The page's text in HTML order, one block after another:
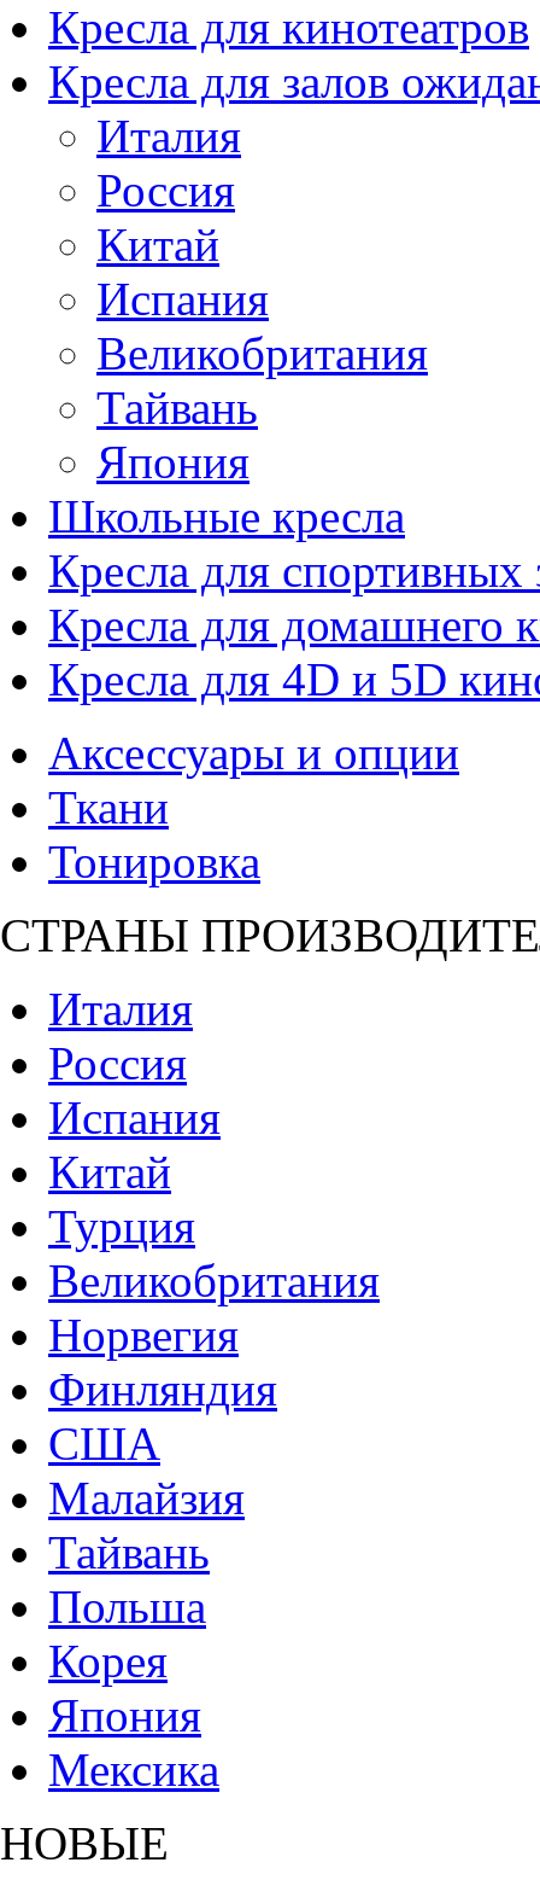
Кресла для кинотеатров
Кресла для залов
Италия
Россия
Китай
Испания
Великобритания
Тайвань
Япония
Школьные кресла
Кресла для спортивных
Кресла для домашнего
Кресла для 4D и 5D
Аксессуары и опции
Ткани
Тонировка
СТРАНЫ
Италия
Россия
Испания
Китай
Турция
Великобритания
Норвегия
Финляндия
США
Малайзия
Тайвань
Польша
Корея
Япония
Мексика
НОВЫЕ